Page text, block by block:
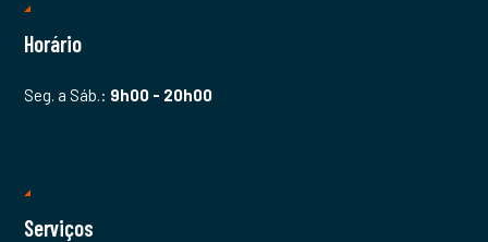
Horário
Seg. a Sáb.: 9h00 - 20h00
Serviços